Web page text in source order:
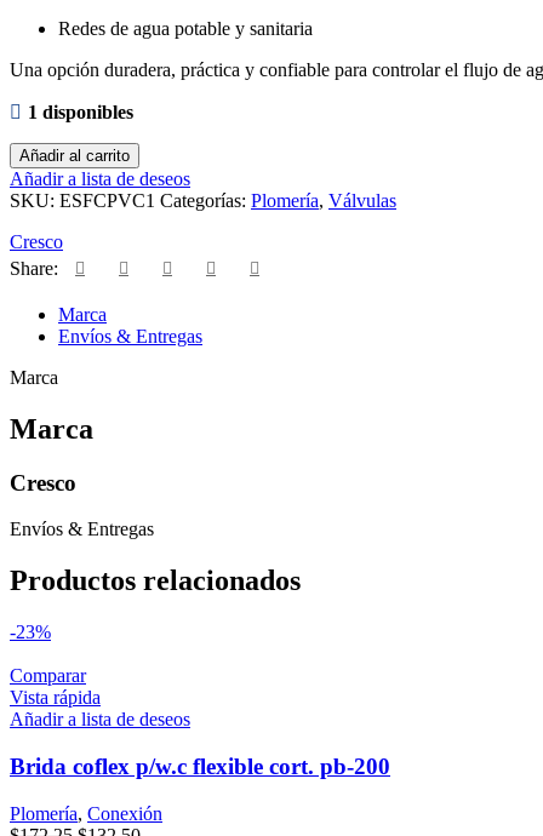
Redes de agua potable y sanitaria
Una opción duradera, práctica y confiable para controlar el flujo de
1 disponibles
Valvula
esfera
cpvc
cresco
cantidad
Añadir al carrito
Añadir a lista de deseos
SKU: ESFCPVC1 Categorías: Plomería, Válvulas
Cresco
Share:
Marca
Envíos & Entregas
Marca
Marca
Cresco
Envíos & Entregas
Productos relacionados
-23%
Comparar
Vista rápida
Añadir a lista de deseos
Brida coflex p/w.c flexible cort. pb-200
Plomería, Conexión